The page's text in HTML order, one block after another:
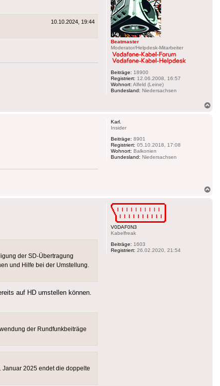
Beatmaster
Moderator/Helpdesk-Mitarbeiter
Beiträge: 18900
Registriert: 12.06.2008, 16:57
Wohnort: Alfeld (Leine)
Bundesland: Niedersachsen
10.10.2024, 19:44
Karl.
Insider
Beiträge: 8901
Registriert: 05.10.2018, 17:08
Wohnort: Balkonien
Bundesland: Niedersachsen
V0DAF0N3
Kabelfreak
Beiträge: 1603
Registriert: 26.02.2020, 21:54
der SD-Übertragung
und Hilfe bei der Umstellung.
auf HD umstellen können.
der Rundfunkbeiträge
Januar 2025 endet die doppelte